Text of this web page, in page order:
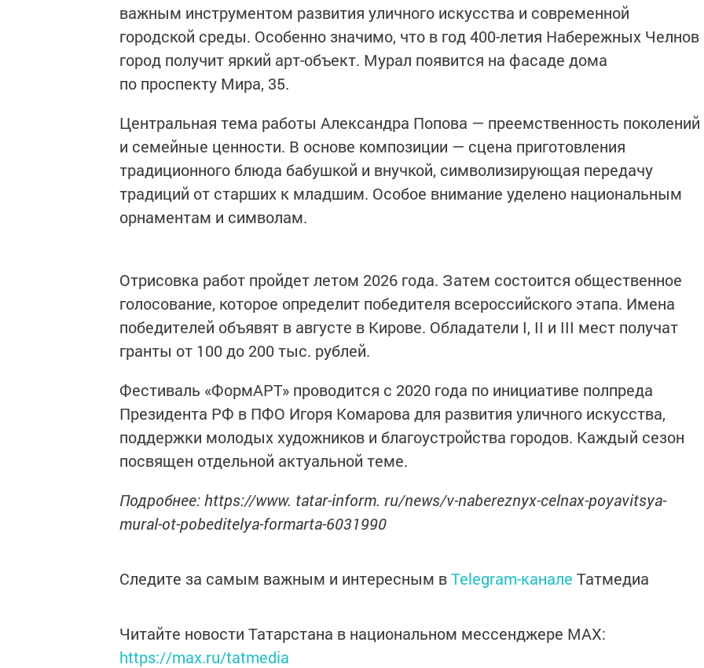
важным инструментом развития уличного искусства и современной
городской среды. Особенно значимо, что в год 400-летия Набережных Челнов
город получит яркий арт-объект. Мурал появится на фасаде дома
по проспекту Мира, 35.
Центральная тема работы Александра Попова — преемственность поколений
и семейные ценности. В основе композиции — сцена приготовления
традиционного блюда бабушкой и внучкой, символизирующая передачу
традиций от старших к младшим. Особое внимание уделено национальным
орнаментам и символам.
Отрисовка работ пройдет летом 2026 года. Затем состоится общественное
голосование, которое определит победителя всероссийского этапа. Имена
победителей объявят в августе в Кирове. Обладатели I, II и III мест получат
гранты от 100 до 200 тыс. рублей.
Фестиваль «ФормАРТ» проводится с 2020 года по инициативе полпреда
Президента РФ в ПФО Игоря Комарова для развития уличного искусства,
поддержки молодых художников и благоустройства городов. Каждый сезон
посвящен отдельной актуальной теме.
Подробнее: https://www. tatar-inform. ru/news/v-nabereznyx-celnax-poyavitsya-
mural-ot-pobeditelya-formarta-6031990
Следите за самым важным и интересным вTelegram-канале Татмедиа
Читайте новости Татарстана в национальном мессенджере MАХ:
https://max.ru/tatmedia